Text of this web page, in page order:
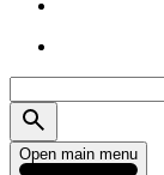
Open main menu